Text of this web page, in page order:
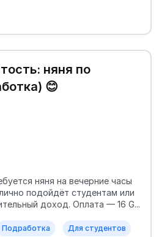
няня по
😊
няня на вечерние часы
подойдёт студентам или
доход. Оплата — 16 G...
Подработка Для студентов